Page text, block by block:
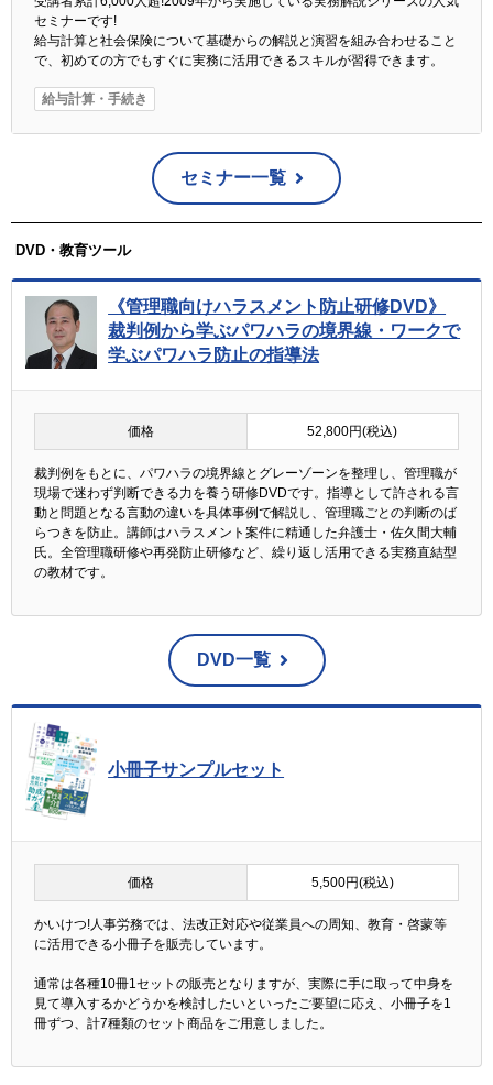
セミナーです!
給与計算と社会保険について基礎からの解説と演習を組み合わせること
で、初めての方でもすぐに実務に活用できるスキルが習得できます。
給与計算・手続き
セミナー一覧
DVD・教育ツール
《管理職向けハラスメント防止研修DVD》
裁判例から学ぶパワハラの境界線・ワークで
学ぶパワハラ防止の指導法
価格 52,800円(税込)
裁判例をもとに、パワハラの境界線とグレーゾーンを整理し、管理職が
現場で迷わず判断できる力を養う研修DVDです。指導として許される言
動と問題となる言動の違いを具体事例で解説し、管理職ごとの判断のば
らつきを防止。講師はハラスメント案件に精通した弁護士・佐久間大輔
氏。全管理職研修や再発防止研修など、繰り返し活用できる実務直結型
の教材です。
DVD一覧
小冊子サンプルセット
価格 5,500円(税込)
かいけつ!人事労務では、法改正対応や従業員への周知、教育・啓蒙等
に活用できる小冊子を販売しています。
通常は各種10冊1セットの販売となりますが、実際に手に取って中身を
見て導入するかどうかを検討したいといったご要望に応え、小冊子を1
冊ずつ、計7種類のセット商品をご用意しました。